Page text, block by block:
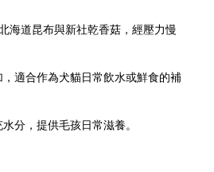
海道昆布與新社乾香菇，經壓力慢
適合作為犬貓日常飲水或鮮食的補
分，提供毛孩日常滋養。